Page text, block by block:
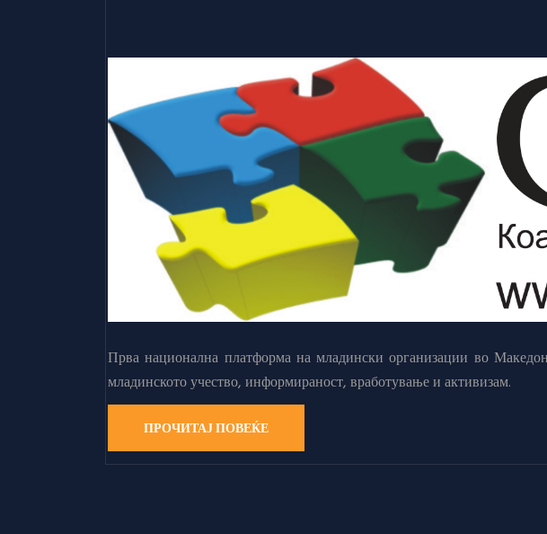
Прва национална платформа на младински организации во
младинското учество, информираност, вработување и активизам.
ПРОЧИТАЈ ПОВЕЌЕ